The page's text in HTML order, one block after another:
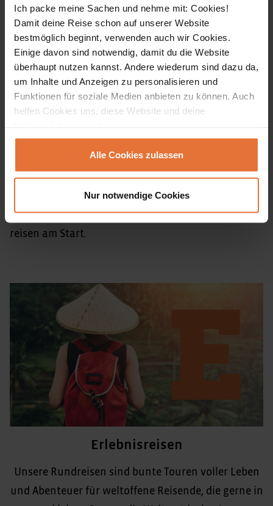
Ich packe meine Sachen und nehme mit: Cookies!
Damit deine Reise schon auf unserer Website
bestmöglich beginnt, verwenden auch wir Cookies.
Einige davon sind notwendig, damit du die Website
überhaupt nutzen kannst. Andere wiederum sind dazu da,
um Inhalte und Anzeigen zu personalisieren und
Funktionen für soziale Medien anbieten zu können. Auch
helfen Cookies uns, diese Website und deine
Alle Cookies zulassen
Nur notwendige Cookies
Für jeden Reisetyp das Richtige –
unsere Reisevarianten.
Wir machen Reisen für Freunde: Bunt, mit vielen
Begegnungen, allen Höhepunkten, echten
Geheimtipps und ausreichend Zeit, um wirklich
Weil wir aber dennoch nicht alle gleich sind, haben
wir für alle Entdeckertypen die passende Art zu
reisen am Start.
Erlebnisreisen
Unsere Rundreisen sind bunte Touren voller Leben
und Abenteuer für weltoffene Reisende, die gerne in